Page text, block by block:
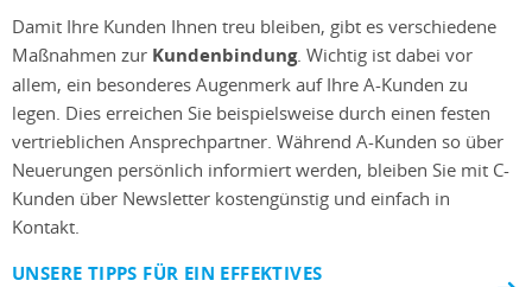
Damit Ihre Kunden Ihnen treu bleiben, gibt es verschiedene
Maßnahmen zur Kundenbindung. Wichtig ist dabei vor
allem, ein besonderes Augenmerk auf Ihre A-Kunden zu
legen. Dies erreichen Sie beispielsweise durch einen festen
vertrieblichen Ansprechpartner. Während A-Kunden so über
Neuerungen persönlich informiert werden, bleiben Sie mit C-
Kunden über Newsletter kostengünstig und einfach in
Kontakt.
UNSERE TIPPS FÜR EIN EFFEKTIVES